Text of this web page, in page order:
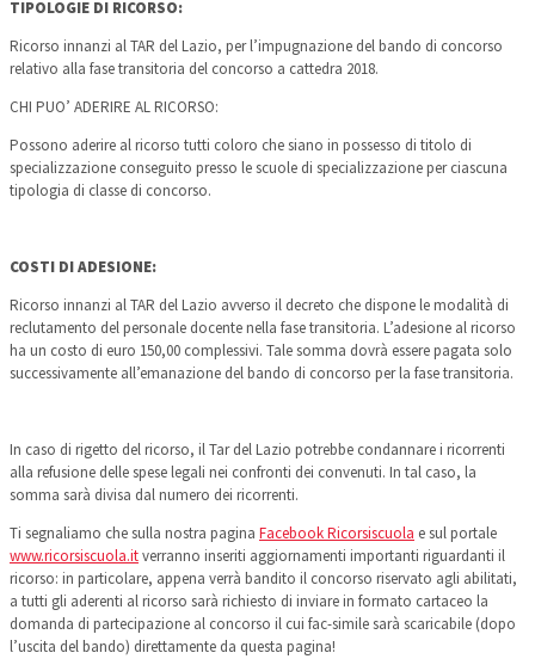
TIPOLOGIE DI RICORSO:
Ricorso innanzi al TAR del Lazio, per l’impugnazione del bando di concorso
relativo alla fase transitoria del concorso a cattedra 2018. ​
CHI PUO’ ADERIRE AL RICORSO:
Possono aderire al ricorso tutti coloro che siano in possesso di titolo di
specializzazione conseguito presso le scuole di specializzazione per ciascuna
tipologia di classe di concorso.​​
COSTI DI ADESIONE:
Ricorso innanzi al TAR del Lazio avverso il decreto che dispone le modalità di
reclutamento del personale docente nella fase transitoria. L’adesione al ricorso
ha un costo di euro 150,00 complessivi. Tale somma dovrà essere pagata solo
successivamente all’emanazione del bando di concorso per la fase transitoria.
In caso di rigetto del ricorso, il Tar del Lazio potrebbe condannare i ricorrenti
alla refusione delle spese legali nei confronti dei convenuti. In tal caso, la
somma sarà divisa dal numero dei ricorrenti.
Ti segnaliamo che sulla nostra pagina Facebook Ricorsiscuola e sul portale
www.ricorsiscuola.itverranno inseriti aggiornamenti importanti riguardanti il
ricorso: in particolare, appena verrà bandito il concorso riservato agli abilitati,
a tutti gli aderenti al ricorso sarà richiesto di inviare in formato cartaceo la
domanda di partecipazione al concorso il cui fac-simile sarà scaricabile (dopo
l’uscita del bando) direttamente da questa pagina!